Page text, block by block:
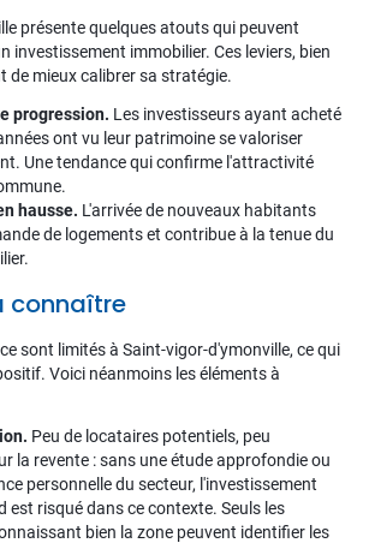
présente quelques atouts qui peuvent
investissement immobilier. Ces leviers, bien
de mieux calibrer sa stratégie.
progression. Les investisseurs ayant acheté
ont vu leur patrimoine se valoriser
Une tendance qui confirme l'attractivité
hausse. L'arrivée de nouveaux habitants
de logements et contribue à la tenue du
connaître
sont limités à Saint-vigor-d'ymonville, ce qui
Voici néanmoins les éléments à
Peu de locataires potentiels, peu
la revente : sans une étude approfondie ou
personnelle du secteur, l'investissement
est risqué dans ce contexte. Seuls les
bien la zone peuvent identifier les